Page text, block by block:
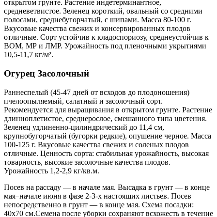
открытом грунте. Растение индетерминантное,
средневетвистое. Зеленец короткий, овальный со средними
полосами, среднебугорчатый, с шипами. Масса 80-100 г.
Вкусовые качества свежих и консервированных плодов
отличные. Сорт устойчив к кладоспориозу, среднеустойчив к
ВОМ, МР и ЛМР. Урожайность под пленочными укрытиями
10,5-11,7 кг/м².
Огурец Засолочный
Раннеспелый (45-47 дней от всходов до плодоношения)
пчелоопыляемый, салатный и засолочный сорт.
Рекомендуется для выращивания в открытом грунте. Растение
длинноплетистое, среднерослое, смешанного типа цветения.
Зеленец удлиненно-цилиндрический до 11,4 см,
крупнобугорчатый (бугорки редкие), опушение черное. Масса
100-125 г. Вкусовые качества свежих и соленых плодов
отличные. Ценность сорта: стабильная урожайность, высокая
товарность, высокие засолочные качества плодов.
Урожайность 1,2-2,9 кг/кв.м.
Посев на рассаду — в начале мая. Высадка в грунт — в конце
мая–начале июня в фазе 2-3-х настоящих листьев. Посев
непосредственно в грунт — в конце мая. Схема посадки:
40х70 см.Семена после уборки сохраняют всхожесть в течение